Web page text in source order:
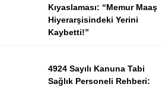
Kıyaslaması: “Memur Maaş
Hiyerarşisindeki Yerini
Kaybetti!”
4924 Sayılı Kanuna Tabi
Sağlık Personeli Rehberi: